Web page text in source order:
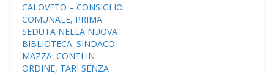
CALOVETO – CONSIGLIO
COMUNALE, PRIMA
SEDUTA NELLA NUOVA
BIBLIOTECA. SINDACO
MAZZA: CONTI IN
ORDINE, TARI SENZA